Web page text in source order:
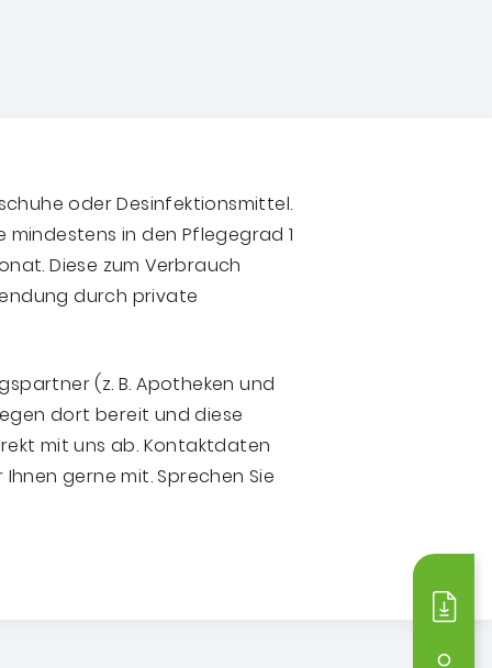
oder Desinfektionsmittel.
mindestens in den Pflegegrad 1
Diese zum Verbrauch
durch private
(z. B. Apotheken und
dort bereit und diese
mit uns ab. Kontaktdaten
gerne mit. Sprechen Sie